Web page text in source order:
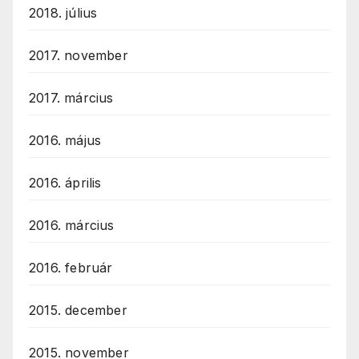
2018. július
2017. november
2017. március
2016. május
2016. április
2016. március
2016. február
2015. december
2015. november